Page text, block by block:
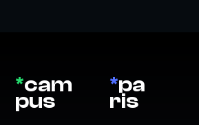
*cam
pus
*pa
ris